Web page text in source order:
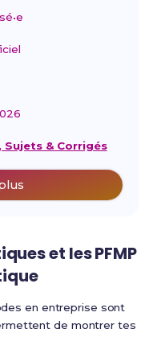
Sujets & Corrigés
et les PFMP
en entreprise sont
de montrer tes